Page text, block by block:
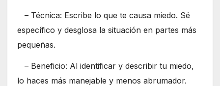
– Técnica: Escribe lo que te causa miedo. Sé
específico y desglosa la situación en partes más
pequeñas.
– Beneficio: Al identificar y describir tu miedo,
lo haces más manejable y menos abrumador.